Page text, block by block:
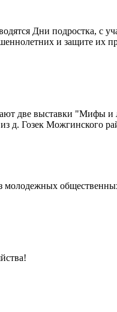
Дни подростка, с
и защите их
две выставки "Мифы и
д. Гозек Можгинского